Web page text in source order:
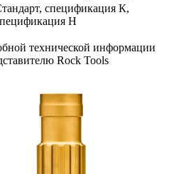
спецификация К,
Н
технической информации
Rock Tools